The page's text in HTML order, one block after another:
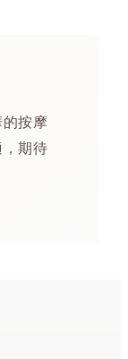
按摩
期待